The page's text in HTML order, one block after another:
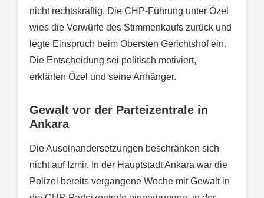
nicht rechtskräftig. Die CHP-Führung unter Özel
wies die Vorwürfe des Stimmenkaufs zurück und
legte Einspruch beim Obersten Gerichtshof ein.
Die Entscheidung sei politisch motiviert,
erklärten Özel und seine Anhänger.
Gewalt vor der Parteizentrale in
Ankara
Die Auseinandersetzungen beschränken sich
nicht auf Izmir. In der Hauptstadt Ankara war die
Polizei bereits vergangene Woche mit Gewalt in